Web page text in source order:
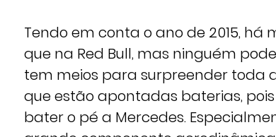
Tendo em conta o ano de 2015,
que na Red Bull, mas ninguém
tem meios para surpreender toda
que estão apontadas baterias,
bater o pé a Mercedes.